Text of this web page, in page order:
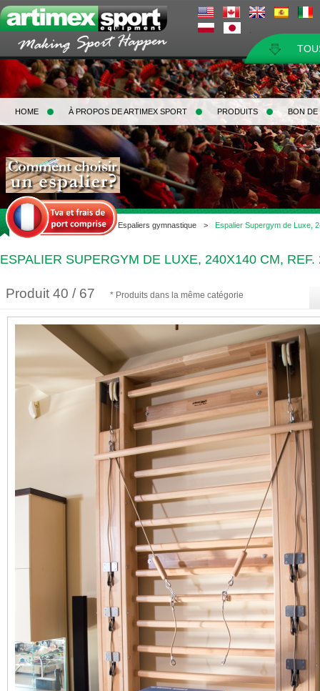
HOME À PROPOS DE ARTIMEX SPORT PRODUITS BON DE
Home > Gymnastique > Espaliers gymnastique > Espalier Supergym de Luxe,
ESPALIER SUPERGYM DE LUXE, 240X140 CM, REF.
Produit 40 / 67 * Produits dans la même catégorie